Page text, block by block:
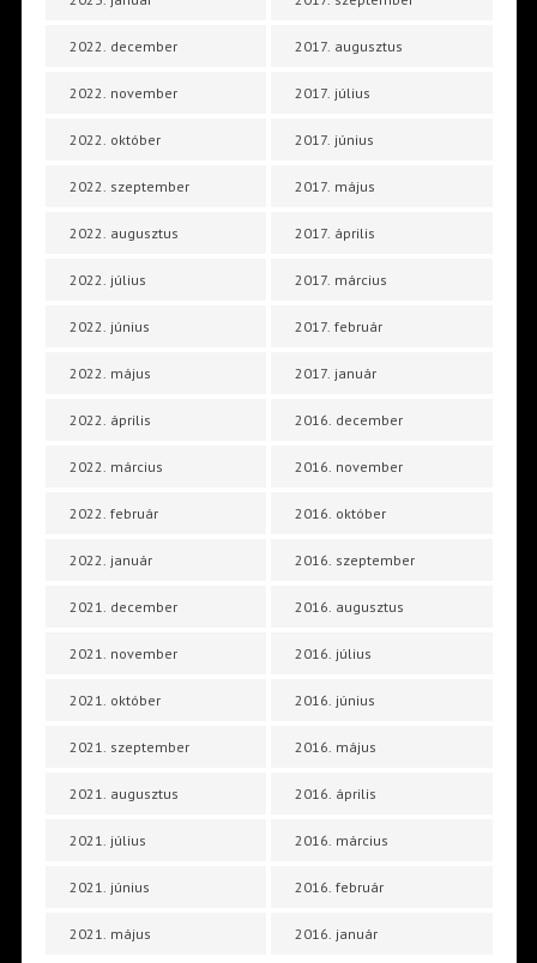
2022. december
2022. november
2022. október
2022. szeptember
2022. augusztus
2022. július
2022. június
2022. május
2022. április
2022. március
2022. február
2022. január
2021. december
2021. november
2021. október
2021. szeptember
2021. augusztus
2021. július
2021. június
2021. május
2017. augusztus
2017. július
2017. június
2017. május
2017. április
2017. március
2017. február
2017. január
2016. december
2016. november
2016. október
2016. szeptember
2016. augusztus
2016. július
2016. június
2016. május
2016. április
2016. március
2016. február
2016. január